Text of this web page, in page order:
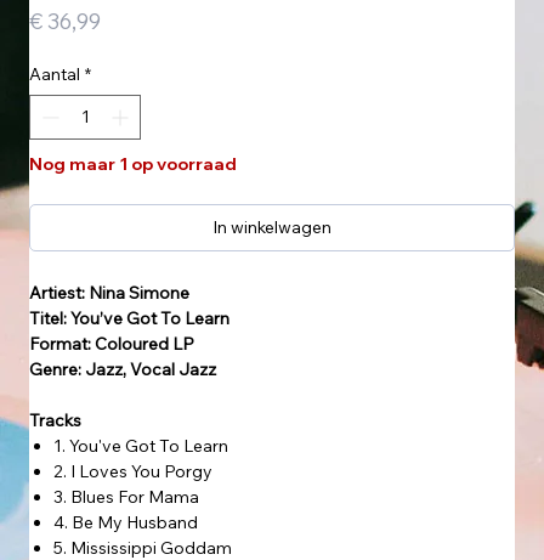
€ 36,99
Aantal *
Nog maar 1 op voorraad
In winkelwagen
Artiest: Nina Simone
Titel: You’ve Got To Learn
Format: Coloured LP
Genre: Jazz, Vocal Jazz
Tracks
1. You've Got To Learn
2. I Loves You Porgy
3. Blues For Mama
4. Be My Husband
5. Mississippi Goddam